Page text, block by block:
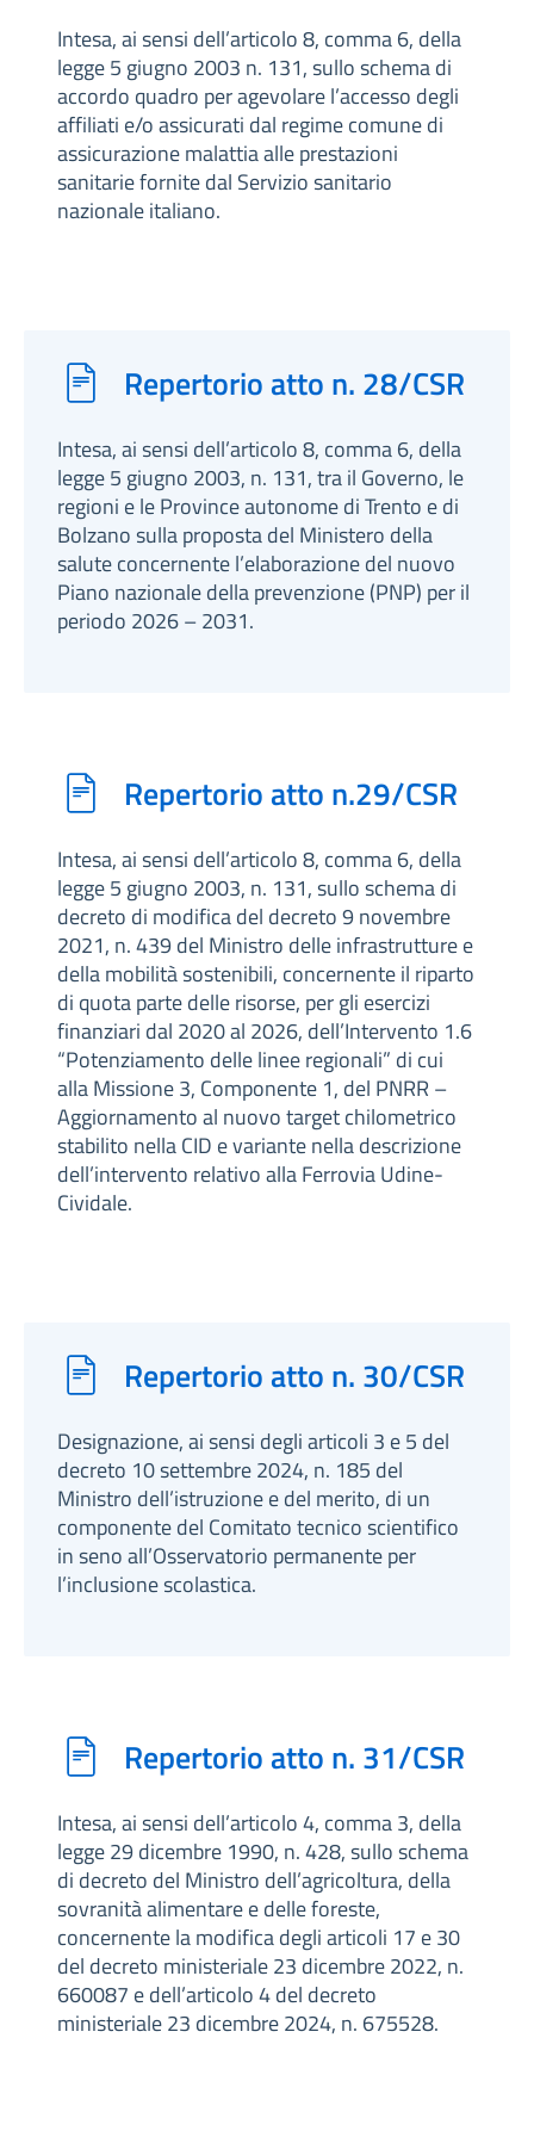
Intesa, ai sensi dell’articolo 8, comma 6, della
legge 5 giugno 2003 n. 131, sullo schema di
accordo quadro per agevolare l’accesso degli
affiliati e/o assicurati dal regime comune di
assicurazione malattia alle prestazioni
sanitarie fornite dal Servizio sanitario
nazionale italiano.
Repertorio atto n. 28/CSR
Intesa, ai sensi dell’articolo 8, comma 6, della
legge 5 giugno 2003, n. 131, tra il Governo, le
regioni e le Province autonome di Trento e di
Bolzano sulla proposta del Ministero della
salute concernente l’elaborazione del nuovo
Piano nazionale della prevenzione (PNP) per il
periodo 2026 – 2031.
Repertorio atto n.29/CSR
Intesa, ai sensi dell’articolo 8, comma 6, della
legge 5 giugno 2003, n. 131, sullo schema di
decreto di modifica del decreto 9 novembre
2021, n. 439 del Ministro delle infrastrutture e
della mobilità sostenibili, concernente il riparto
di quota parte delle risorse, per gli esercizi
finanziari dal 2020 al 2026, dell’Intervento 1.6
“Potenziamento delle linee regionali” di cui
alla Missione 3, Componente 1, del PNRR –
Aggiornamento al nuovo target chilometrico
stabilito nella CID e variante nella descrizione
dell’intervento relativo alla Ferrovia Udine-
Cividale.
Repertorio atto n. 30/CSR
Designazione, ai sensi degli articoli 3 e 5 del
decreto 10 settembre 2024, n. 185 del
Ministro dell’istruzione e del merito, di un
componente del Comitato tecnico scientifico
in seno all’Osservatorio permanente per
l’inclusione scolastica.
Repertorio atto n. 31/CSR
Intesa, ai sensi dell’articolo 4, comma 3, della
legge 29 dicembre 1990, n. 428, sullo schema
di decreto del Ministro dell’agricoltura, della
sovranità alimentare e delle foreste,
concernente la modifica degli articoli 17 e 30
del decreto ministeriale 23 dicembre 2022, n.
660087 e dell’articolo 4 del decreto
ministeriale 23 dicembre 2024, n. 675528.